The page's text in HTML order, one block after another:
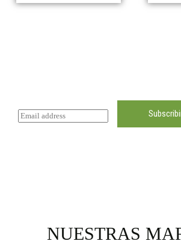
E
m
NUESTRAS